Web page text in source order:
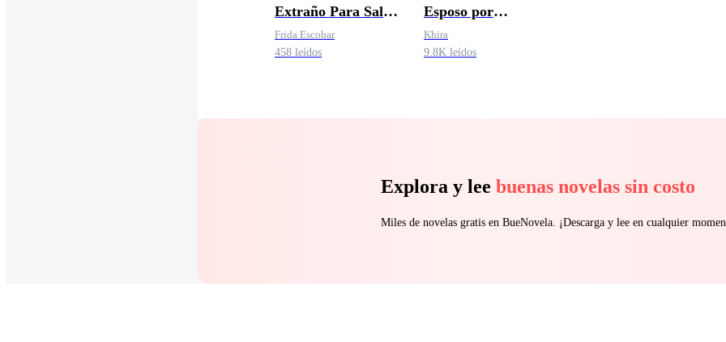
Extraño Para Salvar
A Mi Padre.
Frida Escobar
458 leídos
Esposo por
Contrato
Khira
9.8K leídos
Explora y lee buenas novelas sin costo
Miles de novelas gratis en BueNovela. ¡Descarga y lee en cualquier